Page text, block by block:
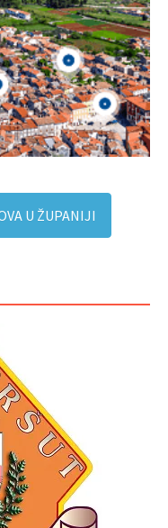
U ŽUPANIJI